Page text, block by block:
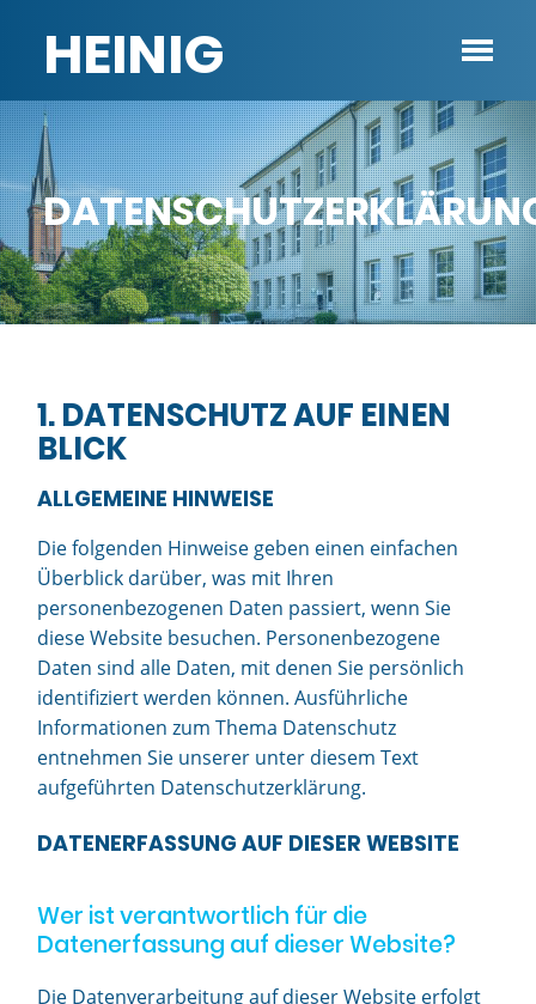
HEINIG
1. DATENSCHUTZ AUF EINEN
BLICK
ALLGEMEINE HINWEISE
Die folgenden Hinweise geben einen einfachen
Überblick darüber, was mit Ihren
personenbezogenen Daten passiert, wenn Sie
diese Website besuchen. Personenbezogene
Daten sind alle Daten, mit denen Sie persönlich
identifiziert werden können. Ausführliche
Informationen zum Thema Datenschutz
entnehmen Sie unserer unter diesem Text
aufgeführten Datenschutzerklärung.
DATENERFASSUNG AUF DIESER WEBSITE
Wer ist verantwortlich für die
Datenerfassung auf dieser Website?
Die Datenverarbeitung auf dieser Website erfolgt